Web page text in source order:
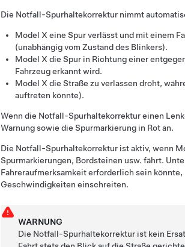
Die Notfall-Spurhaltekorrektur nimmt
Model X eine Spur verlässt und mit einem
(unabhängig vom Zustand des Blinkers).
Model X die Spur in Richtung einer
Fahrzeug erkannt wird.
Model X die Straße zu verlassen droht,
auftreten könnte).
Wenn die Notfall-Spurhaltekorrektur einen
Warnung sowie die Spurmarkierung in Rot an.
Die Notfall-Spurhaltekorrektur ist aktiv, wenn
Spurmarkierungen, Bordsteinen usw. fährt.
Fahreraufmerksamkeit erforderlich sein
Geschwindigkeiten einschreiten.
WARNUNG
Die Notfall-Spurhaltekorrektur ist kein